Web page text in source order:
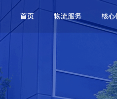
首页 物流服务 核心